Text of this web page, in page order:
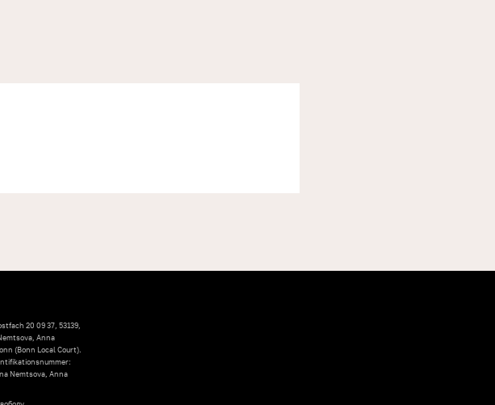
20 09 37, 53139,
Anna
(Bonn Local Court).
Nemtsova, Anna